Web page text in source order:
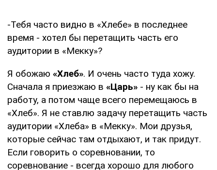
-Тебя часто видно в «Хлебе» в последнее
время - хотел бы перетащить часть его
аудитории в «Мекку»?
Я обожаю «Хлеб». И очень часто туда хожу.
Сначала я приезжаю в «Царь» - ну как бы на
работу, а потом чаще всего перемещаюсь в
«Хлеб». Я не ставлю задачу перетащить часть
аудитории «Хлеба» в «Мекку». Мои друзья,
которые сейчас там отдыхают, и так придут.
Если говорить о соревновании, то
соревнование - всегда хорошо для любого